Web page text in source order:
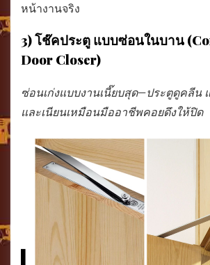
หน้างานจริง
3) โช๊คประตู แบบซ่อนในบาน
Door Closer)
ซ่อนเก่งแบบงานเนี๊ยบสุด—ประตูดูคลีน
และเนียนเหมือนมืออาชีพคอยดึงให้ปิด